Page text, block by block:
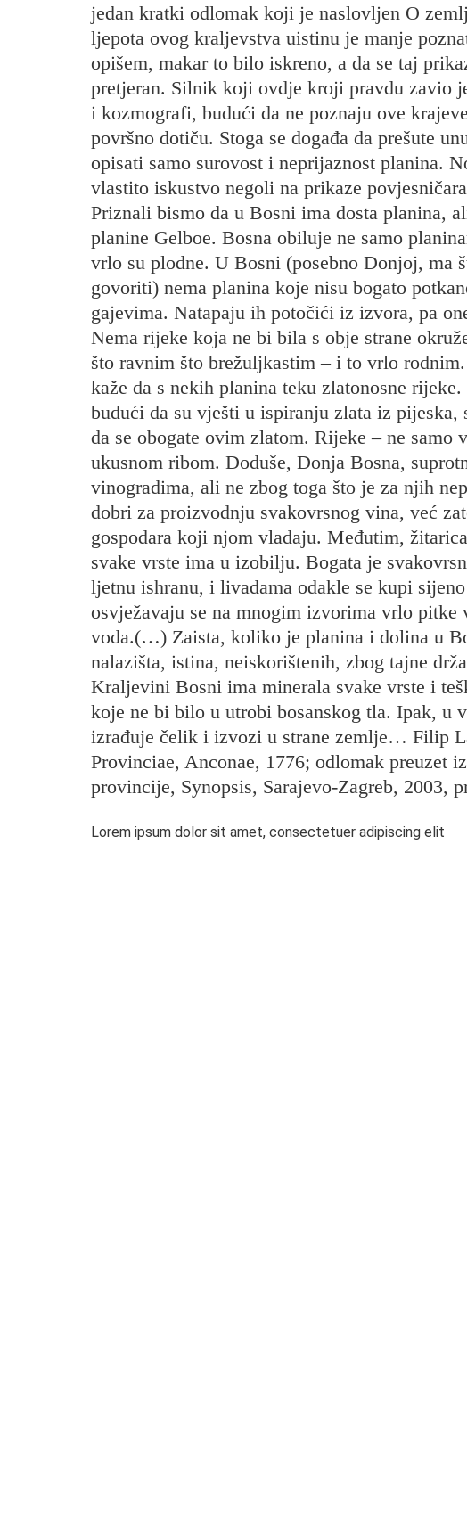
jedan kratki odlomak koji je naslovljen O
ljepota ovog kraljevstva uistinu je manje
opišem, makar to bilo iskreno, a da se taj
pretjeran. Silnik koji ovdje kroji pravdu zavio
i kozmografi, budući da ne poznaju ove
površno dotiču. Stoga se događa da prešute
opisati samo surovost i neprijaznost planina.
vlastito iskustvo negoli na prikaze
Priznali bismo da u Bosni ima dosta planina,
planine Gelboe. Bosna obiluje ne samo
vrlo su plodne. U Bosni (posebno Donjoj, ma
govoriti) nema planina koje nisu bogato
gajevima. Natapaju ih potočići iz izvora, pa
Nema rijeke koja ne bi bila s obje strane
što ravnim što brežuljkastim – i to vrlo
kaže da s nekih planina teku zlatonosne
budući da su vješti u ispiranju zlata iz pijeska,
da se obogate ovim zlatom. Rijeke – ne
ukusnom ribom. Doduše, Donja Bosna,
vinogradima, ali ne zbog toga što je za njih
dobri za proizvodnju svakovrsnog vina, već
gospodara koji njom vladaju. Međutim,
svake vrste ima u izobilju. Bogata je
ljetnu ishranu, i livadama odakle se kupi
osvježavaju se na mnogim izvorima vrlo pitke
voda.(…) Zaista, koliko je planina i dolina u
nalazišta, istina, neiskorištenih, zbog tajne
Kraljevini Bosni ima minerala svake vrste i
koje ne bi bilo u utrobi bosanskog tla. Ipak, u
izrađuje čelik i izvozi u strane zemlje… Filip
Provinciae, Anconae, 1776; odlomak preuzet
provincije, Synopsis, Sarajevo-Zagreb, 2003,
Lorem ipsum dolor sit amet, consectetuer adipiscing elit